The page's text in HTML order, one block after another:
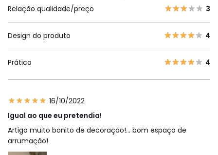
Relação qualidade/preço
3
Design do produto 4
Prático 4
16/10/2022
Igual ao que eu pretendia!
Artigo muito bonito de decoração!… bom espaço de
arrumação!